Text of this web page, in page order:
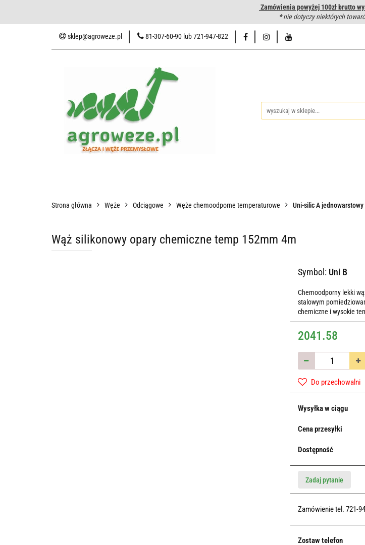
Zamówienia powyżej 100zł brutto
* nie dotyczy niektórych
sklep@agroweze.pl 81-307-60-90 lub 721-947-822
Zakuwanie węży hydraulicznych Hurtownia
Strona główna Węże Odciągowe Węże chemoodporne temperaturowe Uni-silic A jednowarstowy
Wąż silikonowy opary chemiczne temp 152mm 4m
Symbol: Uni B
Chemoodporny lekki
stalowym
chemiczne i wysokie
2041.58
Do przechowalni
Wysyłka w ciągu
Cena przesyłki
Dostępność
Zadaj pytanie
Zamówienie tel. 721-
Zostaw telefon